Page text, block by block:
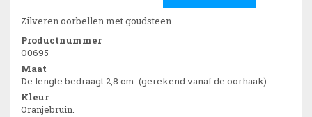
Zilveren oorbellen met goudsteen.
Productnummer
O0695
Maat
De lengte bedraagt 2,8 cm. (gerekend vanaf de oorhaak)
Kleur
Oranjebruin.